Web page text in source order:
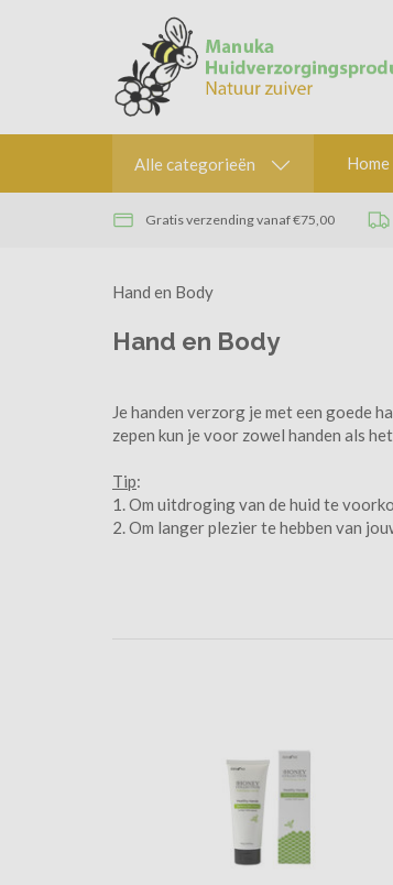
Alle categorieën Home
Gratis verzending vanaf €75,00
Hand en Body
Hand en Body
Je handen verzorg je met een goede
zepen kun je voor zowel handen als
Tip:
1. Om uitdroging van de huid te
2. Om langer plezier te hebben van